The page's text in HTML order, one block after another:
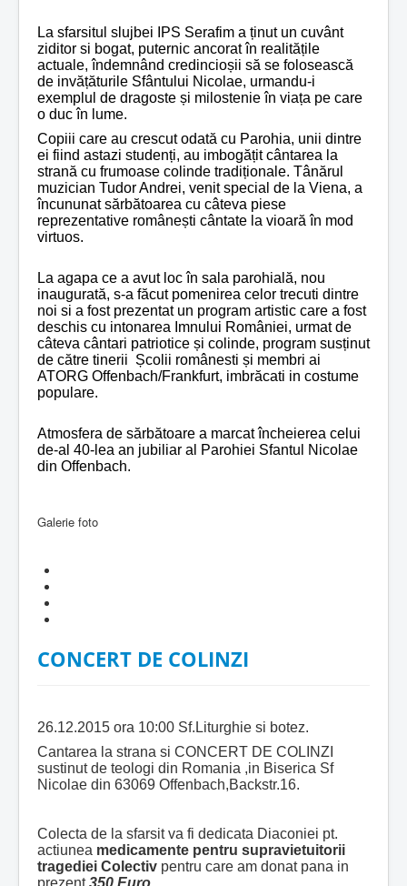
La sfarsitul slujbei IPS Serafim a ținut un cuvânt
ziditor si bogat, puternic ancorat în realitățile
actuale, îndemnând credincioșii să se folosească
de invățăturile Sfântului Nicolae, urmandu-i
exemplul de dragoste și milostenie în viața pe care
o duc în lume.
Copiii care au crescut odată cu Parohia, unii dintre
ei fiind astazi studenți, au imbogățit cântarea la
strană cu frumoase colinde tradiționale. Tânărul
muzician Tudor Andrei, venit special de la Viena, a
încununat sărbătoarea cu câteva piese
reprezentative românești cântate la vioară în mod
virtuos.
La agapa ce a avut loc în sala parohială, nou
inaugurată, s-a făcut pomenirea celor trecuti dintre
noi si a fost prezentat un program artistic care a fost
deschis cu intonarea Imnului României, urmat de
câteva cântari patriotice și colinde, program susținut
de către tinerii Școlii românesti și membri ai
ATORG Offenbach/Frankfurt, imbrăcati in costume
populare.
Atmosfera de sărbătoare a marcat încheierea celui
de-al 40-lea an jubiliar al Parohiei Sfantul Nicolae
din Offenbach.
Galerie foto
CONCERT DE COLINZI
26.12.2015 ora 10:00 Sf.Liturghie si botez.
Cantarea la strana si CONCERT DE COLINZI
sustinut de teologi din Romania ,in Biserica Sf
Nicolae din 63069 Offenbach,Backstr.16.
Colecta de la sfarsit va fi dedicata Diaconiei pt.
actiunea medicamente pentru supravietuitorii
tragediei Colectiv pentru care am donat pana in
prezent350 Euro